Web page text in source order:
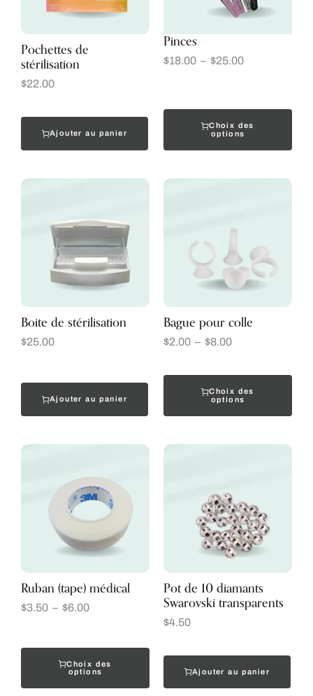
Pochettes de
stérilisation
$22.00
Ajouter au panier
Pinces
$18.00 – $25.00
Choix des
options
Boite de stérilisation
$25.00
Ajouter au panier
Bague pour colle
$2.00 – $8.00
Choix des
options
Ruban (tape) médical
$3.50 – $6.00
Choix des
options
Pot de 10 diamants
Swarovski transparents
$4.50
Ajouter au panier